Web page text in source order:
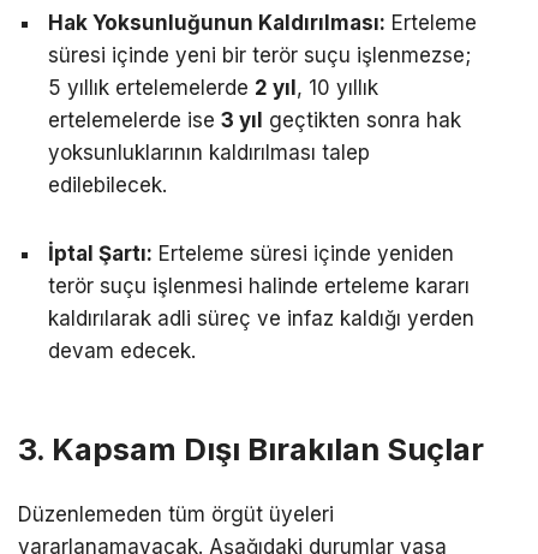
Hak Yoksunluğunun Kaldırılması: Erteleme
süresi içinde yeni bir terör suçu işlenmezse;
5 yıllık ertelemelerde 2 yıl, 10 yıllık
ertelemelerde ise 3 yıl geçtikten sonra hak
yoksunluklarının kaldırılması talep
edilebilecek.
İptal Şartı: Erteleme süresi içinde yeniden
terör suçu işlenmesi halinde erteleme kararı
kaldırılarak adli süreç ve infaz kaldığı yerden
devam edecek.
3. Kapsam Dışı Bırakılan Suçlar
Düzenlemeden tüm örgüt üyeleri
yararlanamayacak. Aşağıdaki durumlar yasa